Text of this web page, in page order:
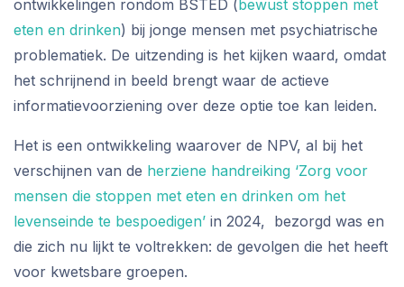
ontwikkelingen rondom BSTED (bewust stoppen met
eten en drinken) bij jonge mensen met psychiatrische
problematiek. De uitzending is het kijken waard, omdat
het schrijnend in beeld brengt waar de actieve
informatievoorziening over deze optie toe kan leiden.
Het is een ontwikkeling waarover de NPV, al bij het
verschijnen van de herziene handreiking ‘Zorg voor
mensen die stoppen met eten en drinken om het
levenseinde te bespoedigen’ in 2024, bezorgd was en
die zich nu lijkt te voltrekken: de gevolgen die het heeft
voor kwetsbare groepen.